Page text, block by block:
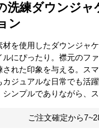
洗練ダウンジ
ン
材を使用したダウンジャ
ルにぴったり。襟元のフ
された印象を与える。ス
カジュアルな日常でも活
シンプルでありながら、
ご注文確定から